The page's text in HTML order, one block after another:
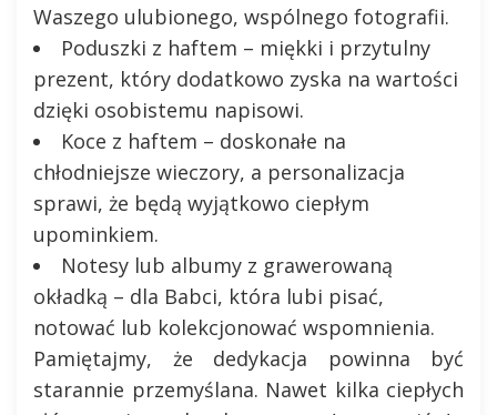
Waszego ulubionego, wspólnego fotografii.
Poduszki z haftem – miękki i przytulny
prezent, który dodatkowo zyska na wartości
dzięki osobistemu napisowi.
Koce z haftem – doskonałe na
chłodniejsze wieczory, a personalizacja
sprawi, że będą wyjątkowo ciepłym
upominkiem.
Notesy lub albumy z grawerowaną
okładką – dla Babci, która lubi pisać,
notować lub kolekcjonować wspomnienia.
Pamiętajmy, że dedykacja powinna być
starannie przemyślana. Nawet kilka ciepłych